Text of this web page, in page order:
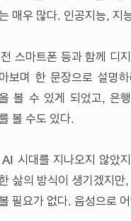
매우 많다. 인공지능, 지
스마트폰 등과 함께 디
보며 한 문장으로 설명
볼 수 있게 되었고, 은
볼 수도 있다.
AI 시대를 지나오지 않았
삶의 방식이 생기겠지
필요가 없다. 음성으로